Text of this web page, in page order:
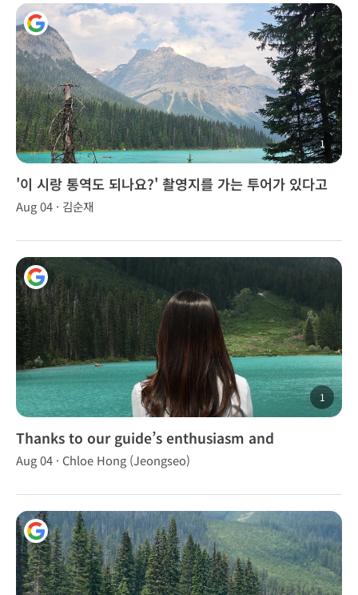
1
'이 시랑 통역도 되나요?' 촬영지를 가는 투어가 있다고
해서 신청
Aug 04 · 김순재
1
Thanks to our guide’s enthusiasm and
dedication.
Aug 04 · Chloe Hong (Jeongseo)